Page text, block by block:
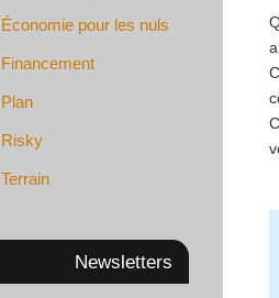
Économie pour les nuls
Financement
Plan
Risky
Terrain
Newsletters